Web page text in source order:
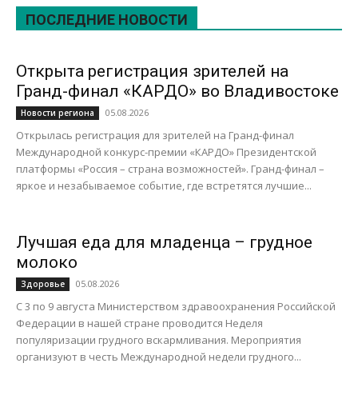
ПОСЛЕДНИЕ НОВОСТИ
Открыта регистрация зрителей на
Гранд-финал «КАРДО» во Владивостоке
Новости региона 05.08.2026
Открылась регистрация для зрителей на Гранд-финал
Международной конкурс-премии «КАРДО» Президентской
платформы «Россия – страна возможностей». Гранд-финал –
яркое и незабываемое событие, где встретятся лучшие...
Лучшая еда для младенца – грудное
молоко
Здоровье 05.08.2026
С 3 по 9 августа Министерством здравоохранения Российской
Федерации в нашей стране проводится Неделя
популяризации грудного вскармливания. Мероприятия
организуют в честь Международной недели грудного...